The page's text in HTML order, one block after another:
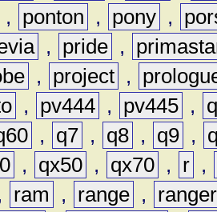
, ponton , pony ,
, pride ,
, project ,
, pv444 , pv445 ,
, q7 , q8 , q9 ,
, qx50 , qx70 , r ,
ram , range ,
ranger